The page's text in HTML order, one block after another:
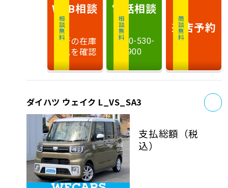
相談無料
WEB相談
最新の在庫
状況を確認
相談無料
電話相談
0120-530-
900
商談無料
来店予約
ダイハツ ウェイク L_VS_SA3
支払総額 （税
込）